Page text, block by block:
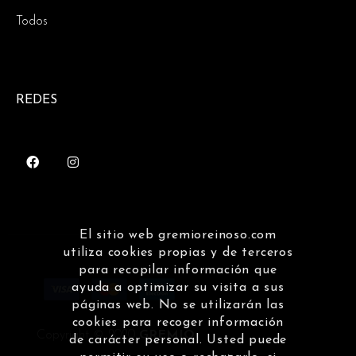
Todos
REDES
Copyright © 2020GREMIO
El sitio web gremioreinoso.com
utiliza cookies propias y de terceros
para recopilar información que
ayuda a optimizar su visita a sus
páginas web. No se utilizarán las
cookies para recoger información
de carácter personal. Usted puede